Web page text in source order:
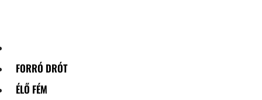
FORRÓ DRÓT
ÉLŐ FÉM